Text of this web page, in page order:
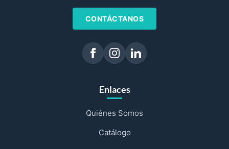
CONTÁCTANOS
Enlaces
Quiénes Somos
Catálogo